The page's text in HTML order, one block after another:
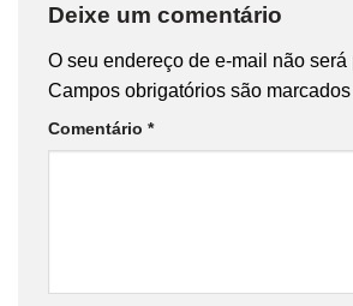
Deixe um comentário
O seu endereço de e-mail não será
Campos obrigatórios são
Comentário *